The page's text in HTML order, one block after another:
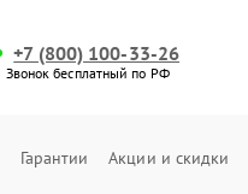
+7 (800) 100-33-26
Звонок бесплатный по РФ
Гарантии Акции и скидки